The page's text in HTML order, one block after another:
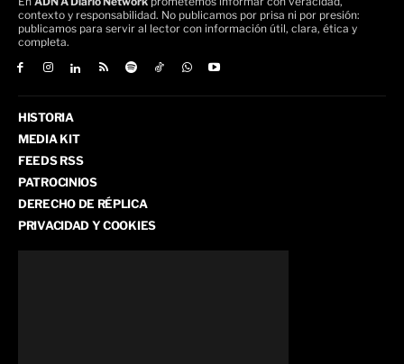
contexto y responsabilidad. No publicamos por prisa ni por presión:
publicamos para servir al lector con información útil, clara, ética y
completa.
HISTORIA
MEDIA KIT
FEEDS RSS
PATROCINIOS
DERECHO DE RÉPLICA
PRIVACIDAD Y COOKIES